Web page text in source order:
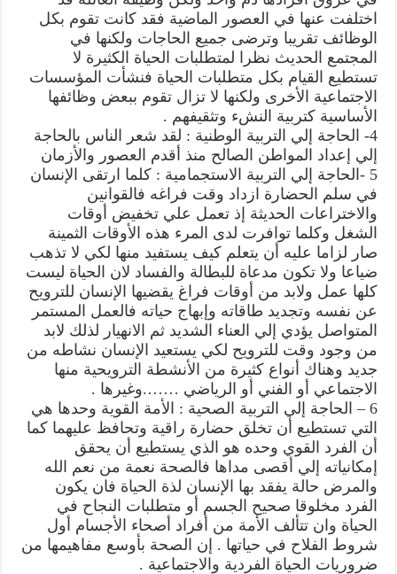
اختلفت عنها في العصور الماضية فقد كانت تقوم بكل
الوظائف تقريبا وترضى جميع الحاجات ولكنها في
المجتمع الحديث نظرا لمتطلبات الحياة الكثيرة لا
تستطيع القيام بكل متطلبات الحياة فنشأت المؤسسات
الاجتماعية الأخرى ولكنها لا تزال تقوم ببعض وظائفها
الأساسية كتربية النشء وتثقيفهم .
4- الحاجة إلي التربية الوطنية : لقد شعر الناس بالحاجة
إلي إعداد المواطن الصالح منذ أقدم العصور والأزمان
5 -الحاجة إلي التربية الاستجمامية : كلما ارتقى الإنسان
في سلم الحضارة ازداد وقت فراغه فالقوانين
والاختراعات الحديثة إذ تعمل علي تخفيض أوقات
الشغل وكلما توافرت لدى المرء هذه الأوقات الثمينة
صار لزاما عليه أن يتعلم كيف يستفيد منها لكي لا تذهب
ضياعا ولا تكون مدعاة للبطالة والفساد لان الحياة ليست
كلها عمل ولابد من أوقات فراغ يقضيها الإنسان للترويح
عن نفسه وتجديد طاقاته وإبهاج حياته فالعمل المستمر
المتواصل يؤدي إلي العناء الشديد ثم الانهيار لذلك لابد
من وجود وقت للترويح لكي يستعيد الإنسان نشاطه من
جديد وهناك أنواع كثيرة من الأنشطة الترويحية منها
الاجتماعي أو الفني أو الرياضي …….وغيرها .
6 – الحاجة إلي التربية الصحية : الأمة القوية وحدها هي
التي تستطيع أن تخلق حضارة راقية وتحافظ عليهما كما
أن الفرد القوي وحده هو الذي يستطيع أن يحقق
إمكانياته إلي أقصى مداها فالصحة نعمة من نعم الله
والمرض حالة يفقد بها الإنسان لذة الحياة فان يكون
الفرد مخلوقا صحيح الجسم أو متطلبات النجاح في
الحياة وان تتألف الأمة من أفراد أصحاء الأجسام أول
شروط الفلاح في حياتها . إن الصحة بأوسع مفاهيمها من
ضروريات الحياة الفردية والاجتماعية .